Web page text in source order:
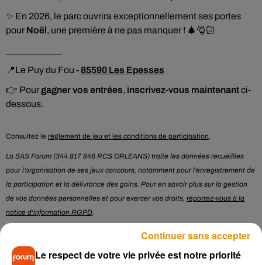
✨ En 2026, le parc ouvrira exceptionnellement ses portes
pour Noël, une première à ne pas manquer ! 🎄🎅🏻
📍Le Puy du Fou -85590 Les Epesses
👉 Pour gagner vos entrées, inscrivez-vous maintenantci-
dessous.
Consultez le règlement de jeu et les conditions de participation.
La SAS Forum (344 817 846 RCS ORLEANS) traite les données recueillies
pour l’organisation de ses jeux concours, notamment pour l’enregistrement de
la participation et la délivrance des gains. Pour en savoir plus sur la gestion
de vos données personnelles et pour exercer vos droits, reportez-vous à la
notice d'information RGPD.
Le respect de votre vie privée est notre priorité
Continuer sans accepter